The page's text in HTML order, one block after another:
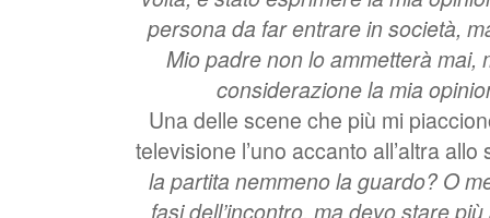
persona da far entrare in società,
Mio padre non lo ammetterà mai,
considerazione la mia
Una delle scene che più mi
televisione l’uno accanto all’altra allo
la partita nemmeno la guardo? O
fasi dell’incontro, ma devo stare